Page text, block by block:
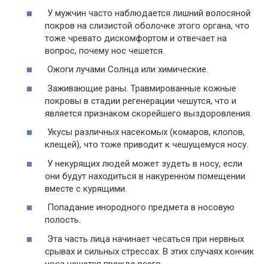
У мужчин часто наблюдается лишний волосяной
покров на слизистой оболочке этого органа, что
тоже чревато дискомфортом и отвечает на
вопрос, почему нос чешется.
Ожоги лучами Солнца или химические.
Заживающие раны. Травмированные кожные
покровы в стадии регенерации чешутся, что и
является признаком скорейшего выздоровления.
Укусы различных насекомых (комаров, клопов,
клещей), что тоже приводит к чешущемуся носу.
У некурящих людей может зудеть в носу, если
они будут находиться в накуренном помещении
вместе с курящими.
Попадание инородного предмета в носовую
полость.
Эта часть лица начинает чесаться при нервных
срывах и сильных стрессах. В этих случаях кончик